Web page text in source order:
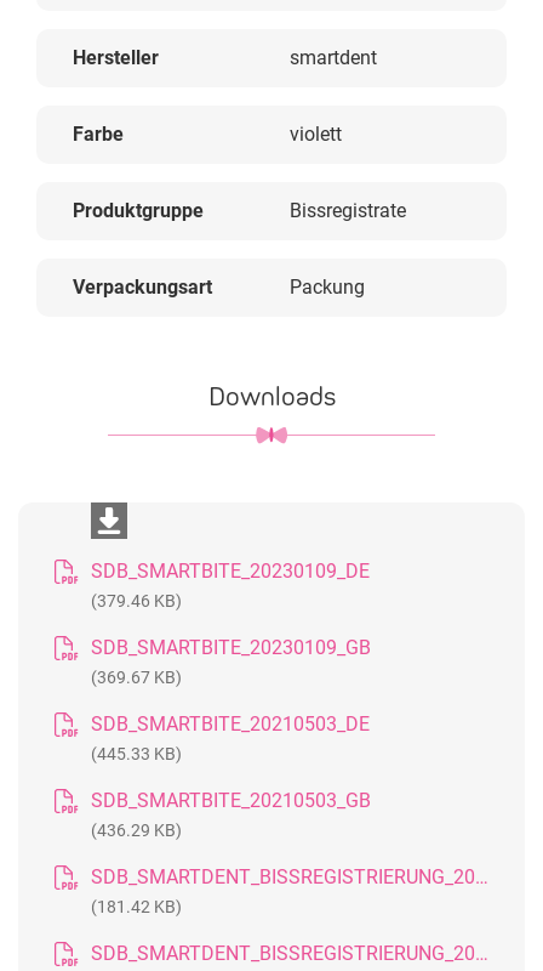
Hersteller smartdent
Farbe violett
Produktgruppe Bissregistrate
Verpackungsart Packung
Downloads
SDB_SMARTBITE_20230109_DE
(379.46 KB)
SDB_SMARTBITE_20230109_GB
(369.67 KB)
SDB_SMARTBITE_20210503_DE
(445.33 KB)
SDB_SMARTBITE_20210503_GB
(436.29 KB)
SDB_SMARTDENT_BISSREGISTRIERUNG_20161027_DE
(181.42 KB)
SDB_SMARTDENT_BISSREGISTRIERUNG_20161027_GB